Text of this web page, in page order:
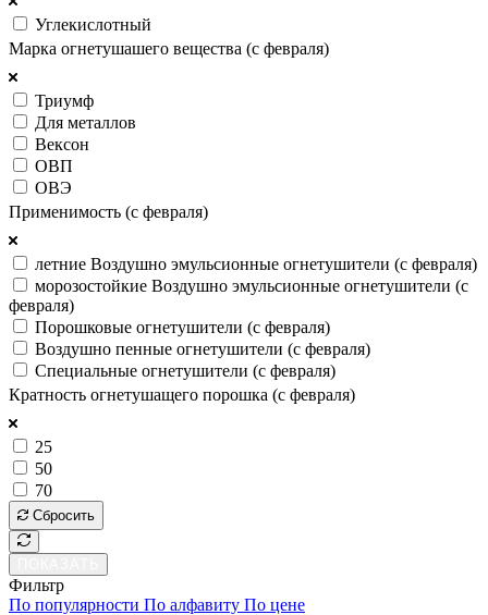
Углекислотный
Марка огнетушашего вещества (с февраля)
Триумф
Для металлов
Вексон
ОВП
ОВЭ
Применимость (с февраля)
летние Воздушно эмульсионные огнетушители (с февраля)
морозостойкие Воздушно эмульсионные огнетушители (с
февраля)
Порошковые огнетушители (с февраля)
Воздушно пенные огнетушители (с февраля)
Специальные огнетушители (с февраля)
Кратность огнетушащего порошка (с февраля)
25
50
70
Сбросить
Фильтр
По популярности По алфавиту По цене